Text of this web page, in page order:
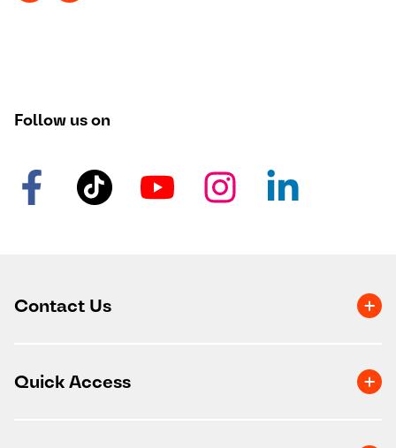
Follow us on
Contact Us
Quick Access